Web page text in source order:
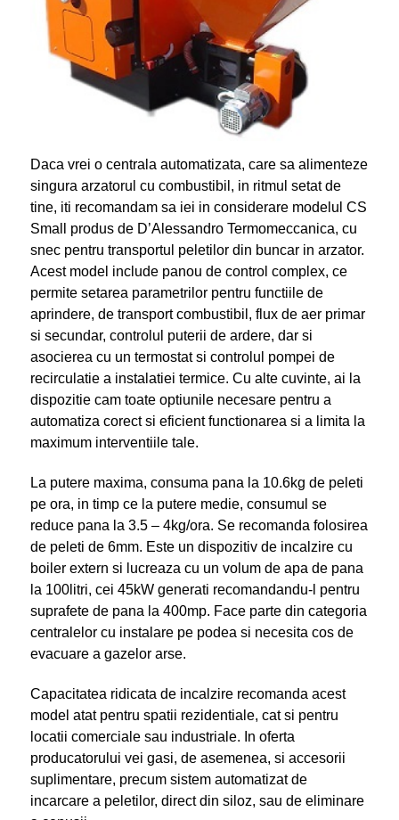
Daca vrei o centrala automatizata, care sa alimenteze
singura arzatorul cu combustibil, in ritmul setat de
tine, iti recomandam sa iei in considerare modelul CS
Small produs de D’Alessandro Termomeccanica, cu
snec pentru transportul peletilor din buncar in arzator.
Acest model include panou de control complex, ce
permite setarea parametrilor pentru functiile de
aprindere, de transport combustibil, flux de aer primar
si secundar, controlul puterii de ardere, dar si
asocierea cu un termostat si controlul pompei de
recirculatie a instalatiei termice. Cu alte cuvinte, ai la
dispozitie cam toate optiunile necesare pentru a
automatiza corect si eficient functionarea si a limita la
maximum interventiile tale.
La putere maxima, consuma pana la 10.6kg de peleti
pe ora, in timp ce la putere medie, consumul se
reduce pana la 3.5 – 4kg/ora. Se recomanda folosirea
de peleti de 6mm. Este un dispozitiv de incalzire cu
boiler extern si lucreaza cu un volum de apa de pana
la 100litri, cei 45kW generati recomandandu-l pentru
suprafete de pana la 400mp. Face parte din categoria
centralelor cu instalare pe podea si necesita cos de
evacuare a gazelor arse.
Capacitatea ridicata de incalzire recomanda acest
model atat pentru spatii rezidentiale, cat si pentru
locatii comerciale sau industriale. In oferta
producatorului vei gasi, de asemenea, si accesorii
suplimentare, precum sistem automatizat de
incarcare a peletilor, direct din siloz, sau de eliminare